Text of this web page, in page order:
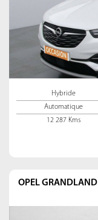
Hybride
Automatique
12 287 Kms
OPEL GRANDLAND